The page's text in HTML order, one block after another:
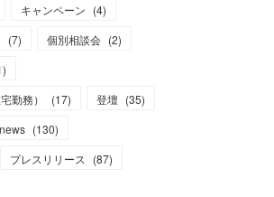
キャンペーン (4)
(7) 個別相談会 (2)
)
勤務）
(17) 登壇 (35)
news (130)
プレスリリース (87)